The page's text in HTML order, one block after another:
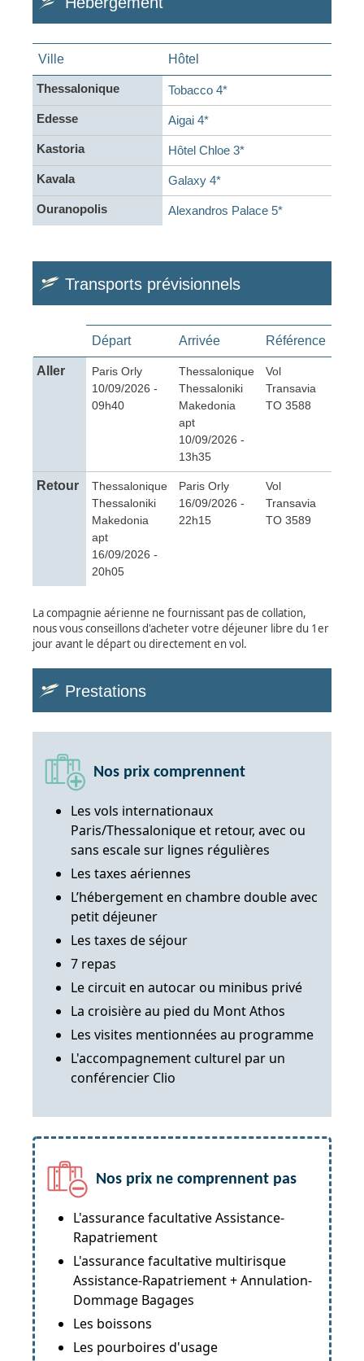
Ville Hôtel
Thessalonique Tobacco 4*
Edesse Aigai 4*
Kastoria Hôtel Chloe 3*
Kavala Galaxy 4*
Ouranopolis Alexandros Palace 5*
Transports prévisionnels
Départ Arrivée Référence
Aller
Paris Orly
10/09/2026 -
09h40
Thessalonique
Thessaloniki
Makedonia
apt
10/09/2026 -
13h35
Vol
Transavia
TO 3588
Retour
Thessalonique
Thessaloniki
Makedonia
apt
16/09/2026 -
20h05
Paris Orly
16/09/2026 -
22h15
Vol
Transavia
TO 3589
La compagnie aérienne ne fournissant pas de collation,
nous vous conseillons d'acheter votre déjeuner libre du 1er
jour avant le départ ou directement en vol.
Prestations
Nos prix comprennent
Les vols internationaux
Paris/Thessalonique et retour, avec ou
sans escale sur lignes régulières
Les taxes aériennes
L’hébergement en chambre double avec
petit déjeuner
Les taxes de séjour
7 repas
Le circuit en autocar ou minibus privé
La croisière au pied du Mont Athos
Les visites mentionnées au programme
L'accompagnement culturel par un
conférencier Clio
Nos prix ne comprennent pas
L'assurance facultative Assistance-
Rapatriement
L'assurance facultative multirisque
Assistance-Rapatriement + Annulation-
Dommage Bagages
Les boissons
Les pourboires d'usage